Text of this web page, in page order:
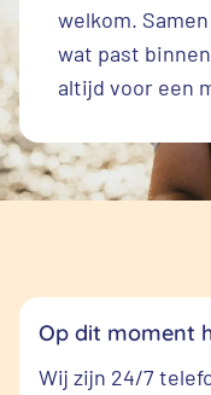
welkom.
wat past
altijd voor een
Op dit moment
Wij zijn 24/7